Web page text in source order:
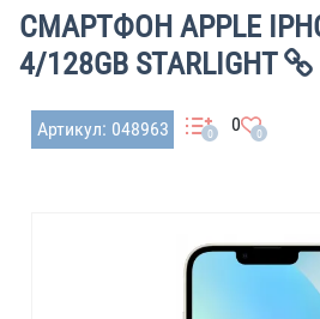
СМАРТФОН APPLE
4/128GB STARLIGHT
Артикул: 048963 0 0 0